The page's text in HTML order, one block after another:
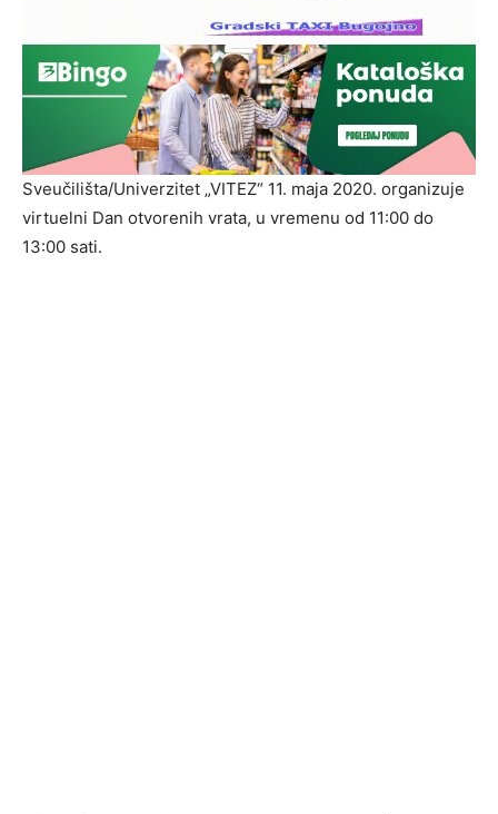
Sveučilišta/Univerzitet „VITEZ“ 11. maja 2020. organizuje
virtuelni Dan otvorenih vrata, u vremenu od 11:00 do
13:00 sati.